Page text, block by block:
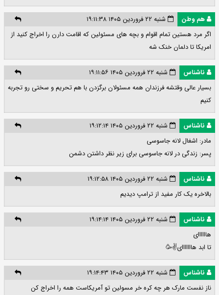
هم وطن
شنبه ۲۲ فروردین ۱۴۰۵ ۱۹:۱۱:۳۸
اگر مرد هستین تمام اقوام و بچه های مسئولین که اقامت دارن را اخراج کنید از
امریکا تا دلمان خنک شه
ناشناس
شنبه ۲۲ فروردین ۱۴۰۵ ۱۹:۱۱:۵۶
بسیار عالی وقتشه فرزندان همه مسئولان برگزدن با هم تحریم و سختی رو تجربه
کنیم
ناشناس
شنبه ۲۲ فروردین ۱۴۰۵ ۱۹:۱۲:۱۴
مادر: اشغال لانه جاسوسی
پسر: زندگی در لانه جاسوسی برای زیر نظر داشتن دشمن
ناشناس
شنبه ۲۲ فروردین ۱۴۰۵ ۱۹:۱۲:۵۸
بالاخره یک کار مفید از ترامپ دیدیم
ناشناس
شنبه ۲۲ فروردین ۱۴۰۵ ۱۹:۱۴:۱۴
هاااااای
تا ابد هااااااای✌️🥳
ناشناس
شنبه ۲۲ فروردین ۱۴۰۵ ۱۹:۱۴:۴۳
ناز نفست مارک هر چه کره خر مسولین تو آمریکاست همه را اخراج کن